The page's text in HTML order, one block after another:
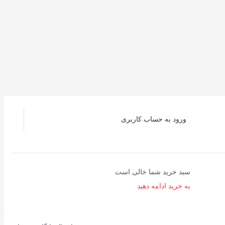
ورود به حساب کاربری
سبد خرید شما خالی است
به خرید ادامه دهید